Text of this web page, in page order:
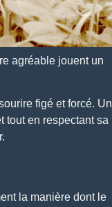
agréable jouent un
figé et forcé. Un
tout en respectant sa
la manière dont le